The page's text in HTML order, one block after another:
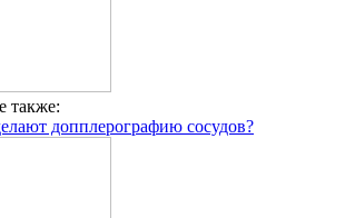
также:
допплерографию сосудов?